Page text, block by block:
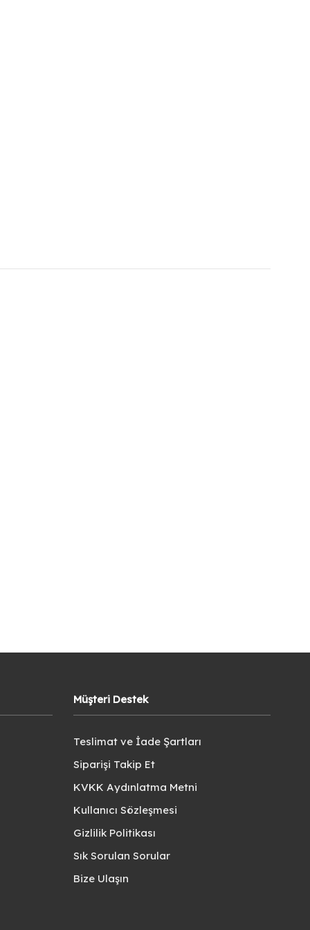
Müşteri Destek
Teslimat ve İade Şartları
Siparişi Takip Et
KVKK Aydınlatma Metni
Kullanıcı Sözleşmesi
Gizlilik Politikası
Sık Sorulan Sorular
Bize Ulaşın